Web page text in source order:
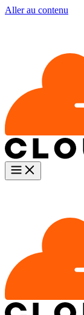
Aller au contenu